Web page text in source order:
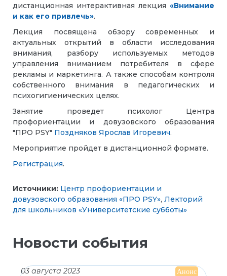
дистанционная интерактивная лекция «Внимание
и как его привлечь».
Лекция посвящена обзору современных и
актуальных открытий в области исследования
внимания, разбору используемых методов
управления вниманием потребителя в сфере
рекламы и маркетинга. А также способам контроля
собственного внимания в педагогических и
психогигиенических целях.
Занятие проведет психолог Центра
профориентации и довузовского образования
"ПРО PSY" Поздняков Ярослав Игоревич.
Мероприятие пройдет в дистанционной формате.
Регистрация.
Источники: Центр профориентации и
довузовского образования «ПРО PSY», Лекторий
для школьников «Университетские субботы»
Новости события
03 августа 2023 Анонс